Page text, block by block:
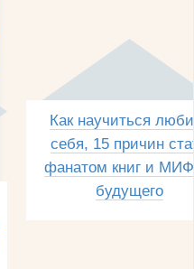
Как научиться
себя, 15 причин
фанатом книг и
будущего